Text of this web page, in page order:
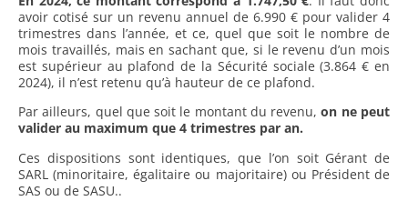
avoir cotisé sur un revenu annuel de 6.990 € pour valider 4
trimestres dans l’année, et ce, quel que soit le nombre de
mois travaillés, mais en sachant que, si le revenu d’un mois
est supérieur au plafond de la Sécurité sociale (3.864 € en
2024), il n’est retenu qu’à hauteur de ce plafond.
Par ailleurs, quel que soit le montant du revenu, on ne peut
valider au maximum que 4 trimestres par an.
Ces dispositions sont identiques, que l’on soit Gérant de
SARL (minoritaire, égalitaire ou majoritaire) ou Président de
SAS ou de SASU..